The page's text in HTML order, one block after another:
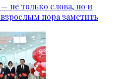
не только слова, но и
пора заметить